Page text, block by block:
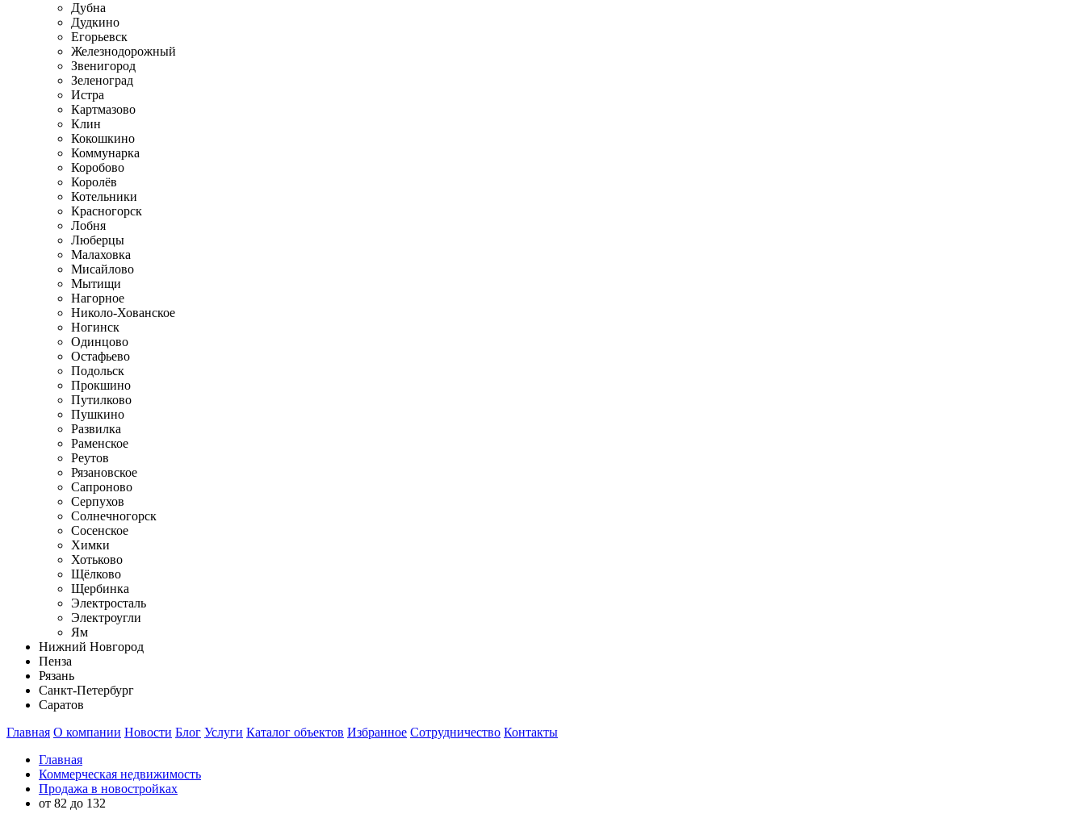
Дубна
Дудкино
Егорьевск
Железнодорожный
Звенигород
Зеленоград
Истра
Картмазово
Клин
Кокошкино
Коммунарка
Коробово
Королёв
Котельники
Красногорск
Лобня
Люберцы
Малаховка
Мисайлово
Мытищи
Нагорное
Николо-Хованское
Ногинск
Одинцово
Остафьево
Подольск
Прокшино
Путилково
Пушкино
Развилка
Раменское
Реутов
Рязановское
Сапроново
Серпухов
Солнечногорск
Сосенское
Химки
Хотьково
Щёлково
Щербинка
Электросталь
Электроугли
Ям
Нижний Новгород
Пенза
Рязань
Санкт-Петербург
Саратов
Главная О компании Новости Блог Услуги Каталог объектов Избранное Сотрудничество Контакты
Главная
Коммерческая недвижимость
Продажа в новостройках
от 82 до 132